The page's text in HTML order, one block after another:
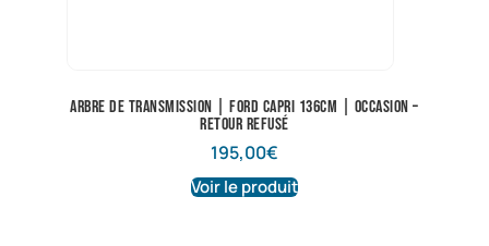
Arbre de transmission | Ford Capri 136cm | Occasion –
Retour refusé
195,00€
Voir le produit